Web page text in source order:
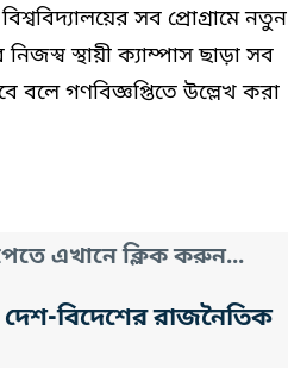
বিশ্ববিদ্যালয়ের সব প্রোগ্রামে নতুন
নিজস্ব স্থায়ী ক্যাম্পাস ছাড়া সব
বলে গণবিজ্ঞপ্তিতে উল্লেখ করা
এখানে ক্লিক করুন...
বিদেশের রাজনৈতিক